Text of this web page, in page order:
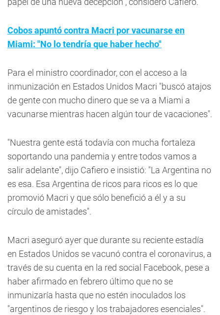
Cobos apuntó contra Macri por vacunarse en
Miami: "No lo tendría que haber hecho"
Para el ministro coordinador, con el acceso a la
inmunización en Estados Unidos Macri "buscó atajos
de gente con mucho dinero que se va a Miami a
vacunarse mientras hacen algún tour de vacaciones".
"Nuestra gente está todavía con mucha fortaleza
soportando una pandemia y entre todos vamos a
salir adelante", dijo Cafiero e insistió: "La Argentina no
es esa. Esa Argentina de ricos para ricos es lo que
promovió Macri y que sólo benefició a él y a su
círculo de amistades".
Macri aseguró ayer que durante su reciente estadía
en Estados Unidos se vacunó contra el coronavirus, a
través de su cuenta en la red social Facebook, pese a
haber afirmado en febrero último que no se
inmunizaría hasta que no estén inoculados los
"argentinos de riesgo y los trabajadores esenciales".